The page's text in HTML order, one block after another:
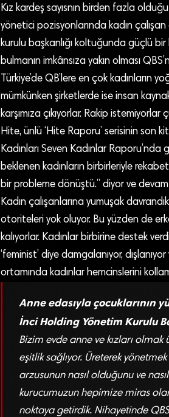
Kız kardeş sayısnın birden fazla
yönetici pozisyonlarında kadın
kurulu başkanlığı koltuğunda güçlü
bulmanın imkânsıza yakın olması
Türkiye’de QB’lere en çok kadınların
mümkünken şirketlerde ise insan
karşımıza çıkıyorlar. Rakip
Hite, ünlü ‘Hite Raporu’ serisinin son
Kadınları Seven Kadınlar
beklenen kadınların birbirleriyle
bir probleme dönüştü.” diyor ve devam
Kadın çalışanlarına yumuşak
otoriteleri yok oluyor. Bu yüzden de
kalıyorlar. Kadınlar birbirine destek
‘feminist’ diye damgalanıyor,
ortamında kadınlar hemcinslerini
Anne edasıyla çocuklarının
İnci Holding Yönetim Kurulu
Bizim evde anne ve kızları olmak
eşitlik sağlıyor. Üreterek
arzusunun nasıl olduğunu ve
kurucumuzun hepimize miras
noktaya getirdik. Nihayetinde